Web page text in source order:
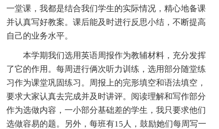
一堂课，我都是结合我们学生的实际情况，精心地备课
并认真写好教案。课后能及时进行反思小结，不断提高
自己的业务水平。
本学期我们选用英语周报作为教辅材料，充分发挥
了它的作用。每周进行俩次听力训练，选用部分随堂练
习作为课堂巩固练习。周报上的完形填空和语法填空，
要求大家认真去完成并及时讲评。阅读理解和写作部分
作为选做内容，一小部分基础差的学生，我只要求他们
选做容易的题。另外，每班有15人，鼓励她们每周写一